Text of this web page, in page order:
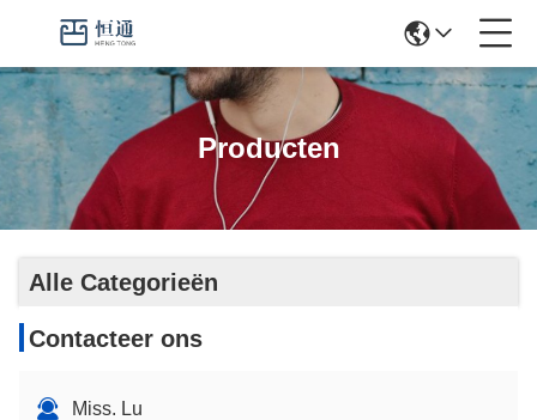
Producten
Alle Categorieën
Contacteer ons
Miss. Lu